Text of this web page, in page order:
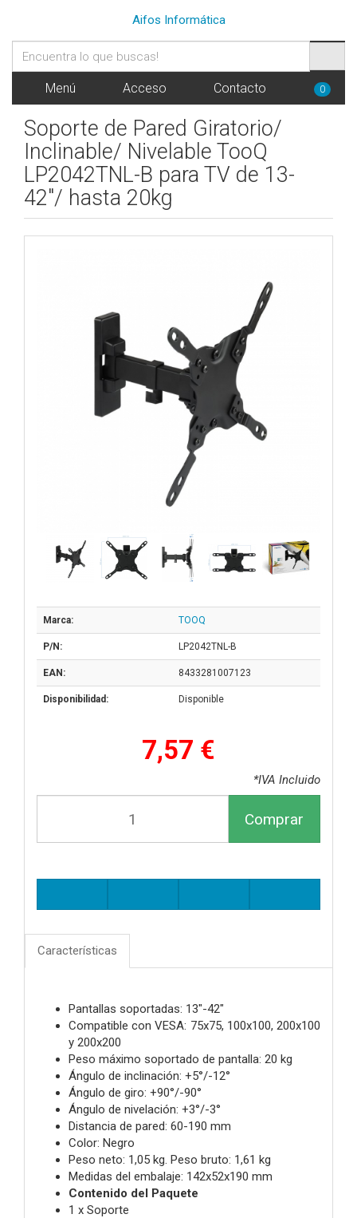
Aifos Informática
Menú Acceso Contacto 0
Soporte de Pared Giratorio/
Inclinable/ Nivelable TooQ
LP2042TNL-B para TV de 13-
42"/ hasta 20kg
Marca: TOOQ
P/N: LP2042TNL-B
EAN: 8433281007123
Disponibilidad: Disponible
7,57 €
*IVA Incluido
Comprar
Características
Pantallas soportadas: 13"-42"
Compatible con VESA: 75x75, 100x100, 200x100
y 200x200
Peso máximo soportado de pantalla: 20 kg
Ángulo de inclinación: +5°/-12°
Ángulo de giro: +90°/-90°
Ángulo de nivelación: +3°/-3°
Distancia de pared: 60-190 mm
Color: Negro
Peso neto: 1,05 kg. Peso bruto: 1,61 kg
Medidas del embalaje: 142x52x190 mm
Contenido del Paquete
1 x Soporte